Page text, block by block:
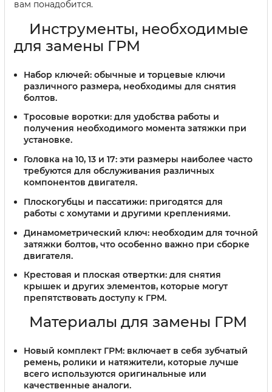
вам понадобится.
Инструменты, необходимые
для замены ГРМ
Набор ключей: обычные и торцевые ключи
различного размера, необходимы для снятия
болтов.
Тросовые воротки: для удобства работы и
получения необходимого момента затяжки при
установке.
Головка на 10, 13 и 17: эти размеры наиболее часто
требуются для обслуживания различных
компонентов двигателя.
Плоскогубцы и пассатижи: пригодятся для
работы с хомутами и другими креплениями.
Динамометрический ключ: необходим для точной
затяжки болтов, что особенно важно при сборке
двигателя.
Крестовая и плоская отвертки: для снятия
крышек и других элементов, которые могут
препятствовать доступу к ГРМ.
Материалы для замены ГРМ
Новый комплект ГРМ: включает в себя зубчатый
ремень, ролики и натяжители, которые лучше
всего используются оригинальные или
качественные аналоги.